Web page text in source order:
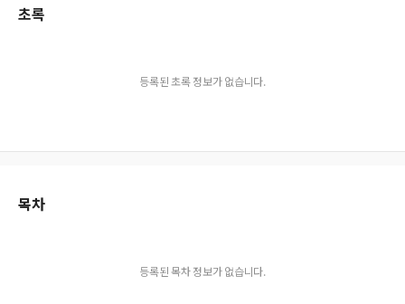
초록
등록된 초록 정보가 없습니다.
목차
등록된 목차 정보가 없습니다.